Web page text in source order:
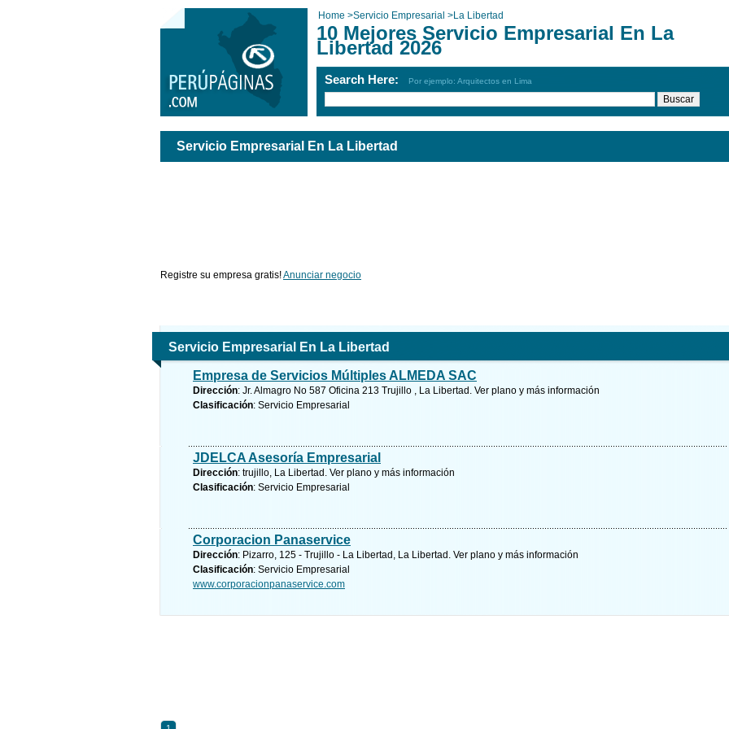
Home >Servicio Empresarial >La Libertad
10 Mejores Servicio Empresarial En La
Libertad 2026
Search Here: Por ejemplo: Arquitectos en Lima
Servicio Empresarial En La Libertad
Registre su empresa gratis!Anunciar negocio
Servicio Empresarial En La Libertad
Empresa de Servicios Múltiples ALMEDA SAC
Dirección: Jr. Almagro No 587 Oficina 213 Trujillo , La Libertad. Ver plano y más información
Clasificación: Servicio Empresarial
JDELCA Asesoría Empresarial
Dirección: trujillo, La Libertad. Ver plano y más información
Clasificación: Servicio Empresarial
Corporacion Panaservice
Dirección: Pizarro, 125 - Trujillo - La Libertad, La Libertad. Ver plano y más información
Clasificación: Servicio Empresarial
www.corporacionpanaservice.com